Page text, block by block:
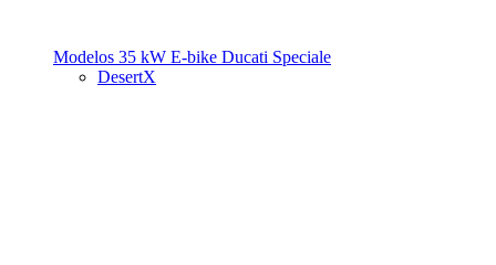
Modelos 35 kW E-bike Ducati Speciale
DesertX